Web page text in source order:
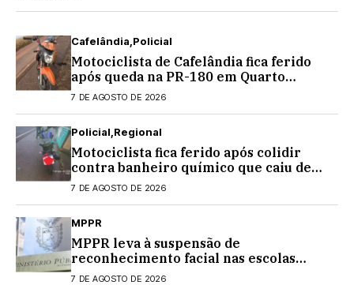
Cafelândia Policial
Motociclista de Cafelândia fica ferido
após queda na PR-180 em Quarto
Centenário
7 DE AGOSTO DE 2026
Policial Regional
Motociclista fica ferido após colidir
contra banheiro químico que caiu de
caminhão na PRC-467, em Cascavel
7 DE AGOSTO DE 2026
MPPR
MPPR leva à suspensão de
reconhecimento facial nas escolas
estaduais
7 DE AGOSTO DE 2026